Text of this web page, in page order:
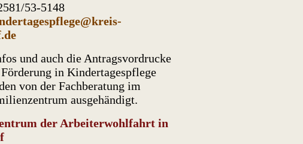
53-5148
und auch die Antragsvordrucke
in Kindertagespflege
von der Fachberatung im
ausgehändigt.
der Arbeiterwohlfahrt in